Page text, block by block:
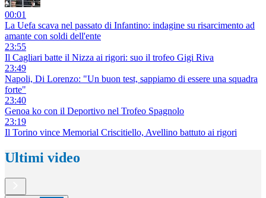
00:01
La Uefa scava nel passato di Infantino: indagine su risarcimento ad
amante con soldi dell'ente
23:55
Il Cagliari batte il Nizza ai rigori: suo il trofeo Gigi Riva
23:49
Napoli, Di Lorenzo: "Un buon test, sappiamo di essere una squadra
forte"
23:40
Genoa ko con il Deportivo nel Trofeo Spagnolo
23:19
Il Torino vince Memorial Criscitiello, Avellino battuto ai rigori
Ultimi video